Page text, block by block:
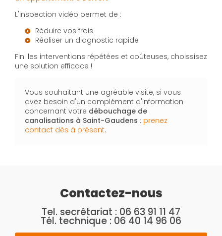
L'inspection vidéo permet de :
Réduire vos frais
Réaliser un diagnostic rapide
Fini les interventions répétées et coûteuses, choissisez
une solution efficace !
Vous souhaitant une agréable visite, si vous
avez besoin d'un complément d'information
concernant votre débouchage de
canalisations à Saint-Gaudens : prenez
contact dès à présent.
Contactez-nous
Tel. secrétariat : 06 63 91 11 47
Tél. technique : 06 40 14 96 06